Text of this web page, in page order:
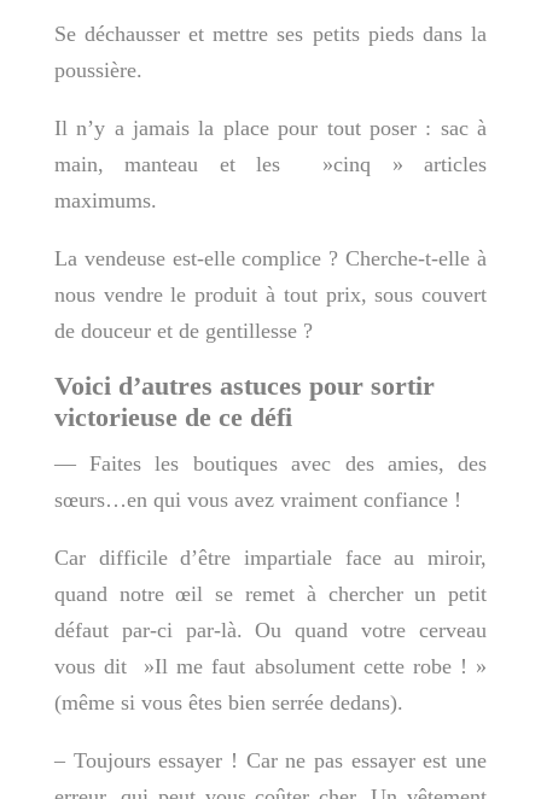
Se déchausser et mettre ses petits pieds dans la
poussière.
Il n’y a jamais la place pour tout poser : sac à
main, manteau et les »cinq » articles
maximums.
La vendeuse est-elle complice ? Cherche-t-elle à
nous vendre le produit à tout prix, sous couvert
de douceur et de gentillesse ?
Voici d’autres astuces pour sortir
victorieuse de ce défi
— Faites les boutiques avec des amies, des
sœurs…en qui vous avez vraiment confiance !
Car difficile d’être impartiale face au miroir,
quand notre œil se remet à chercher un petit
défaut par-ci par-là. Ou quand votre cerveau
vous dit »Il me faut absolument cette robe ! »
(même si vous êtes bien serrée dedans).
– Toujours essayer ! Car ne pas essayer est une